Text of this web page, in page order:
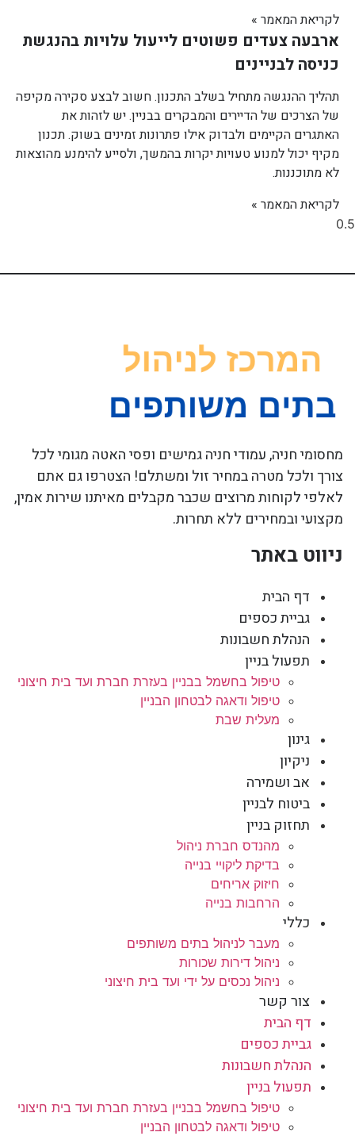
לקריאת המאמר »
ארבעה צעדים פשוטים לייעול עלויות בהנגשת
כניסה לבניינים
תהליך ההנגשה מתחיל בשלב התכנון. חשוב לבצע סקירה מקיפה
של הצרכים של הדיירים והמבקרים בבניין. יש לזהות את
האתגרים הקיימים ולבדוק אילו פתרונות זמינים בשוק. תכנון
מקיף יכול למנוע טעויות יקרות בהמשך, ולסייע להימנע מהוצאות
לא מתוכננות.
לקריאת המאמר »
מחסומי חניה, עמודי חניה גמישים ופסי האטה מגומי לכל
צורך ולכל מטרה במחיר זול ומשתלם! הצטרפו גם אתם
לאלפי לקוחות מרוצים שכבר מקבלים מאיתנו שירות אמין,
מקצועי ובמחירים ללא תחרות.
ניווט באתר
דף הבית
גביית כספים
הנהלת חשבונות
תפעול בניין
טיפול בחשמל בבניין בעזרת חברת ועד בית חיצוני
טיפול ודאגה לבטחון הבניין
מעלית שבת
גינון
ניקיון
אב ושמירה
ביטוח לבניין
תחזוק בניין
מהנדס חברת ניהול
בדיקת ליקויי בנייה
חיזוק אריחים
הרחבות בנייה
כללי
מעבר לניהול בתים משותפים
ניהול דירות שכורות
ניהול נכסים על ידי ועד בית חיצוני
צור קשר
דף הבית
גביית כספים
הנהלת חשבונות
תפעול בניין
טיפול בחשמל בבניין בעזרת חברת ועד בית חיצוני
טיפול ודאגה לבטחון הבניין